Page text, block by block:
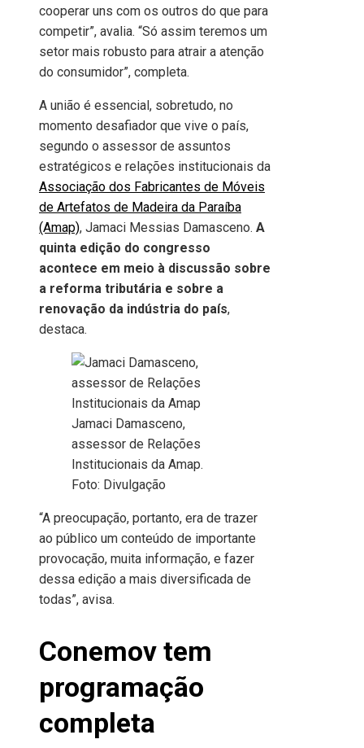
cooperar uns com os outros do que para
competir”, avalia. “Só assim teremos um
setor mais robusto para atrair a atenção
do consumidor”, completa.
A união é essencial, sobretudo, no
momento desafiador que vive o país,
segundo o assessor de assuntos
estratégicos e relações institucionais da
Associação dos Fabricantes de Móveis
de Artefatos de Madeira da Paraíba
(Amap), Jamaci Messias Damasceno. A
quinta edição do congresso
acontece em meio à discussão sobre
a reforma tributária e sobre a
renovação da indústria do país,
destaca.
Jamaci Damasceno,
assessor de Relações
Institucionais da Amap.
Foto: Divulgação
“A preocupação, portanto, era de trazer
ao público um conteúdo de importante
provocação, muita informação, e fazer
dessa edição a mais diversificada de
todas”, avisa.
Conemov tem
programação
completa